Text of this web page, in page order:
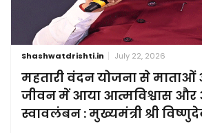
Shashwatdrishti.in July 22, 2026
महतारी वंदन योजना से
जीवन में आया आत्मविश्वास और
स्वावलंबन : मुख्यमंत्री श्री